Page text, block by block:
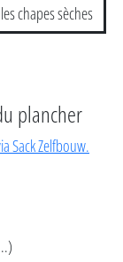
chapes sèches
plancher
Sack Zelfbouw.